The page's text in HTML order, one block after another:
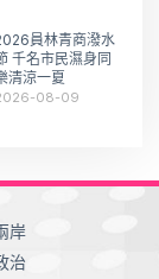
員林青商潑水
千名市民濕身同
清涼一夏
08-09
岸
治